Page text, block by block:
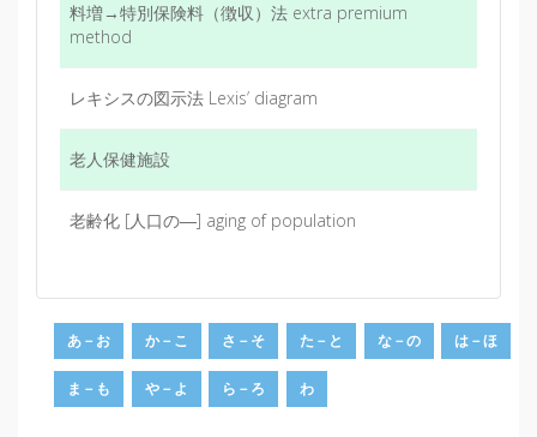
料増→特別保険料（徴収）法 extra premium
method
レキシスの図示法 Lexis’ diagram
老人保健施設
老齢化 [人口の―] aging of population
あ－お か－こ さ－そ た－と な－の は－ほ
ま－も や－よ ら－ろ わ